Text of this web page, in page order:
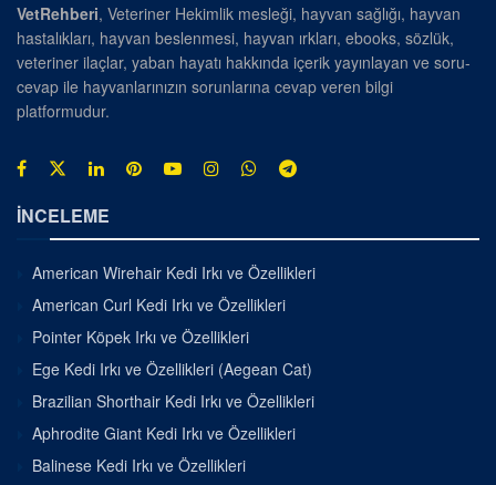
VetRehberi, Veteriner Hekimlik mesleği, hayvan sağlığı, hayvan
hastalıkları, hayvan beslenmesi, hayvan ırkları, ebooks, sözlük,
veteriner ilaçlar, yaban hayatı hakkında içerik yayınlayan ve soru-
cevap ile hayvanlarınızın sorunlarına cevap veren bilgi
platformudur.
İNCELEME
American Wirehair Kedi Irkı ve Özellikleri
American Curl Kedi Irkı ve Özellikleri
Pointer Köpek Irkı ve Özellikleri
Ege Kedi Irkı ve Özellikleri (Aegean Cat)
Brazilian Shorthair Kedi Irkı ve Özellikleri
Aphrodite Giant Kedi Irkı ve Özellikleri
Balinese Kedi Irkı ve Özellikleri